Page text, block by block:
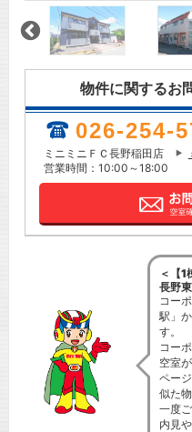
物件に関するお
026-254-
ミニミニＦＣ長野稲田店
営業時間：10:00～18:00
＜【
長野
コー
駅」
す。
コー
空室
ペー
似た
一度
内見